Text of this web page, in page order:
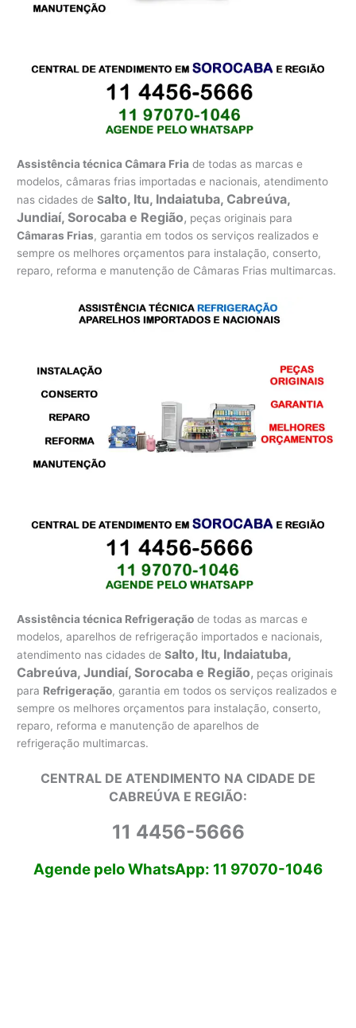
Assistência técnica Câmara Fria de todas as marcas e
modelos, câmaras frias importadas e nacionais, atendimento
nas cidades deSalto, Itu, Indaiatuba, Cabreúva,
Jundiaí, Sorocaba e Região, peças originais para
Câmaras Frias, garantia em todos os serviços realizados e
sempre os melhores orçamentos para instalação, conserto,
reparo, reforma e manutenção de Câmaras Frias multimarcas.
Assistência técnica Refrigeração de todas as marcas e
modelos, aparelhos de refrigeração importados e nacionais,
atendimento nas cidades deSalto, Itu, Indaiatuba,
Cabreúva, Jundiaí, Sorocaba e Região, peças originais
para Refrigeração, garantia em todos os serviços realizados e
sempre os melhores orçamentos para instalação, conserto,
reparo, reforma e manutenção de aparelhos de
refrigeração multimarcas.
CENTRAL DE ATENDIMENTO NA CIDADE DE
CABREÚVA E REGIÃO:
11 4456-5666
Agende pelo WhatsApp: 11 97070-1046